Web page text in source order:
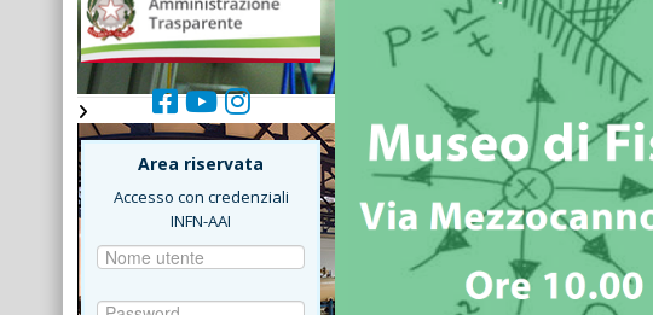
Area riservata
Accesso con credenziali
INFN-AAI